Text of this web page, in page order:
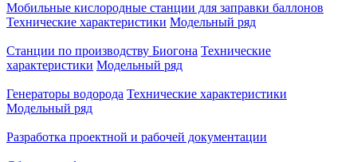
Мобильные кислородные станции для заправки баллонов
Технические характеристики Модельный ряд
Станции по производству Биогона Технические
характеристики Модельный ряд
Генераторы водорода Технические характеристики
Модельный ряд
Разработка проектной и рабочей документации